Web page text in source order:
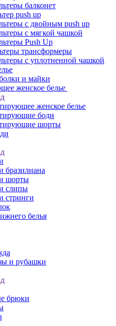
балконет
push up
с двойным push up
с мягкой чашкой
Push Up
трансформеры
с уплотненной чашкой
и майки
женское белье
женское белье
боди
шорты
бразилиана
шорты
слипы
стринги
белья
и рубашки
брюки